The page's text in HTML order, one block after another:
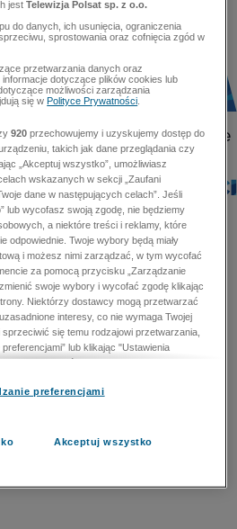
jestTelewizja Polsat sp. z o.o.
do danych, ich usunięcia, ograniczenia
sprostowania oraz cofnięcia zgód w
przetwarzania danych oraz
dotyczące plików cookies lub
możliwości zarządzania
się wPolityce Prywatności
920 przechowujemy i uzyskujemy dostęp do
takich jak dane przeglądania czy
„Akceptuj wszystko”, umożliwiasz
wskazanych w sekcji „Zaufani
dane w następujących celach”. Jeśli
lub wycofasz swoją zgodę, nie będziemy
a niektóre treści i reklamy, które
odpowiednie. Twoje wybory będą miały
i możesz nimi zarządzać, w tym wycofać
za pomocą przycisku „Zarządzanie
swoje wybory i wycofać zgodę klikając
Niektórzy dostawcy mogą przetwarzać
interesy, co nie wymaga Twojej
się temu rodzajowi przetwarzania,
lub klikając "Ustawienia
sprzeciwić się przetwarzaniu przez
błędów, a w tym celu mogą zostać
w celu dostarczania i prezentacji reklam i
preferencjami
Akceptuj wszystko